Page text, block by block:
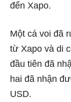
đến Xapo.
Một cá voi đã
từ Xapo và di
đầu tiên đã
hai đã nhận
USD.